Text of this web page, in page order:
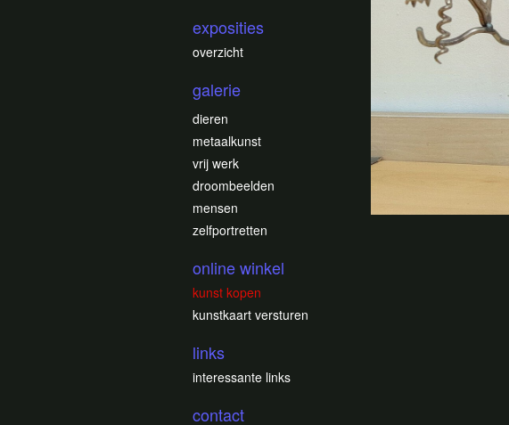
exposities
overzicht
galerie
dieren
metaalkunst
vrij werk
droombeelden
mensen
zelfportretten
online winkel
kunst kopen
kunstkaart versturen
links
interessante links
contact